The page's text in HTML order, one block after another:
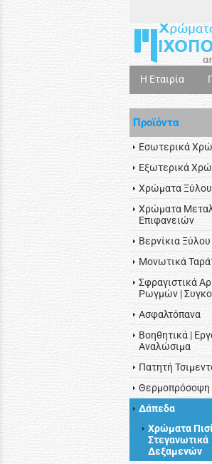
Η Εταιρία
Προϊόντα
Εσωτερικά
Εξωτερικά
Χρώματα Ξύλου
Χρώματα
Επιφανειών
Βερνίκια Ξύλου
Μονωτικά
Σφραγιστικά
Ρωγμών |
Ασφαλτόπανα
Βοηθητικά |
Αναλώσιμα
Πατητή
Θερμοπρόσοψη
Δάπεδα
Χρώματα
Στεγανωτικά
Δεξαμενών